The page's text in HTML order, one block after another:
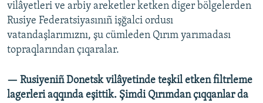
vilâyetleri ve arbiy areketler ketken diger bölgelerden
Rusiye Federatsiyasınıñ işğalci ordusı
vatandaşlarımıznı, şu cümleden Qırım yarımadası
topraqlarından çıqaralar.
— Rusiyeniñ Donetsk vilâyetinde teşkil etken filtrleme
lagerleri aqqında eşittik. Şimdi Qırımdan çıqqanlar da